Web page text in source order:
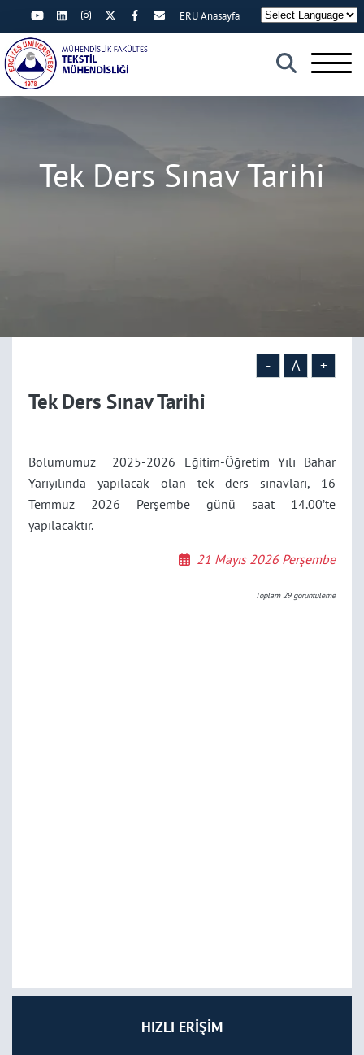
×
ERÜ Anasayfa
Tek Ders Sınav Tarihi
HIZLI ERİŞİM
- A +
Tek Ders Sınav Tarihi
Bölümümüz 2025-2026 Eğitim-Öğretim Yılı Bahar
Yarıyılında yapılacak olan tek ders sınavları, 16
Temmuz 2026 Perşembe günü saat 14.00’te
yapılacaktır.
21 Mayıs 2026 Perşembe
Toplam29görüntüleme